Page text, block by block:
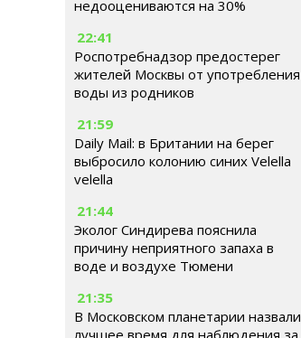
недооцениваются на 30%
22:41
Роспотребнадзор предостерег
жителей Москвы от употребления
воды из родников
21:59
Daily Mail: в Британии на берег
выбросило колонию синих Velella
velella
21:44
Эколог Синдирева пояснила
причину неприятного запаха в
воде и воздухе Тюмени
21:35
В Московском планетарии назвали
лучшее время для наблюдения за